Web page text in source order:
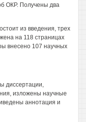
ОКР. Получены два
из введения, трех
на 118 страницах
внесено 107 научных
диссертации,
изложены научные
аннотация и